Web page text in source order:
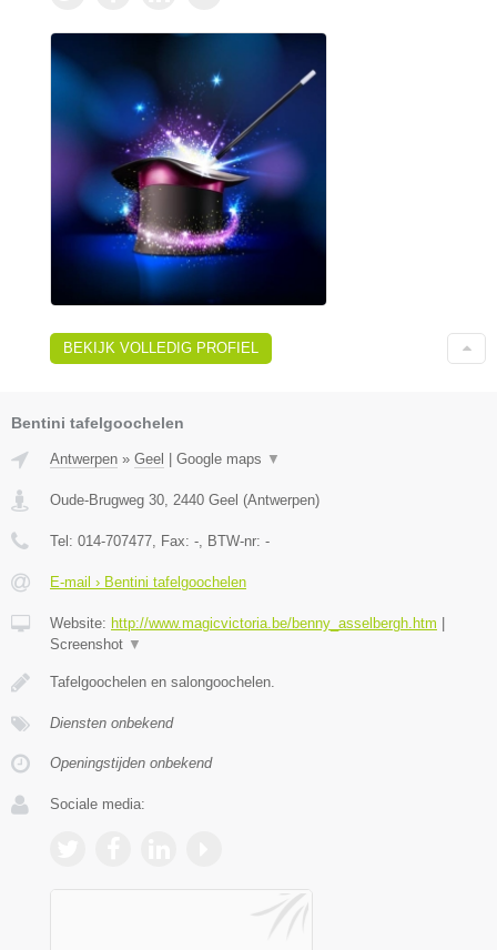
BEKIJK VOLLEDIG PROFIEL
Bentini tafelgoochelen
Antwerpen » Geel Google maps ▼
Oude-Brugweg 30 2440 Geel (Antwerpen)
Tel: 014-707477 , Fax: - , BTW-nr: -
E-mail › Bentini tafelgoochelen
Website: http://www.magicvictoria.be/benny_asselbergh.htm
Screenshot ▼
Tafelgoochelen en salongoochelen.
Diensten onbekend
Openingstijden onbekend
Sociale media: